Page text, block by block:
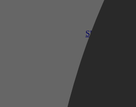
SkyShowtime